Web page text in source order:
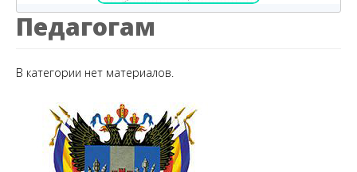
Педагогам
В категории нет материалов.